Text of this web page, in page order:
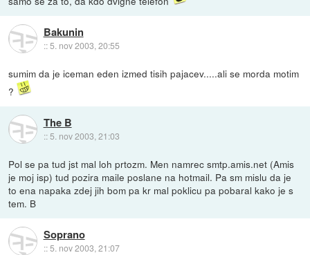
Bakunin
::5. nov 2003, 20:55
sumim da je iceman eden izmed tisih pajacev.....ali se morda motim
?
The B
:: 5. nov 2003, 21:03
Pol se pa tud jst mal loh prtozm. Men namrec smtp.amis.net (Amis
je moj isp) tud pozira maile poslane na hotmail. Pa sm mislu da je
to ena napaka zdej jih bom pa kr mal poklicu pa pobaral kako je s
tem. B
Soprano
::5. nov 2003, 21:07